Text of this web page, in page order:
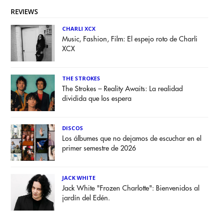
REVIEWS
CHARLI XCX
Music, Fashion, Film: El espejo roto de Charli
XCX
THE STROKES
The Strokes – Reality Awaits: La realidad
dividida que los espera
DISCOS
Los álbumes que no dejamos de escuchar en el
primer semestre de 2026
JACK WHITE
Jack White "Frozen Charlotte": Bienvenidos al
jardín del Edén.